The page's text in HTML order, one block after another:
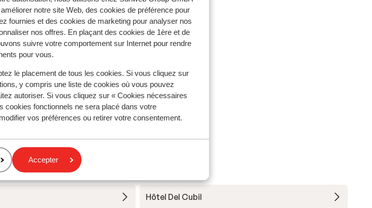
notre site Web, des cookies de préférence pour
fournies et des cookies de marketing pour analyser nos
nos offres. En plaçant des cookies de 1ère et de
suivre votre comportement sur Internet pour rendre
pour vous.
le placement de tous les cookies. Si vous cliquez sur
y compris une liste de cookies où vous pouvez
autoriser. Si vous cliquez sur « Cookies nécessaires
cookies fonctionnels ne sera placé dans votre
vos préférences ou retirer votre consentement.
Accepter
Hôtel Del Cubil